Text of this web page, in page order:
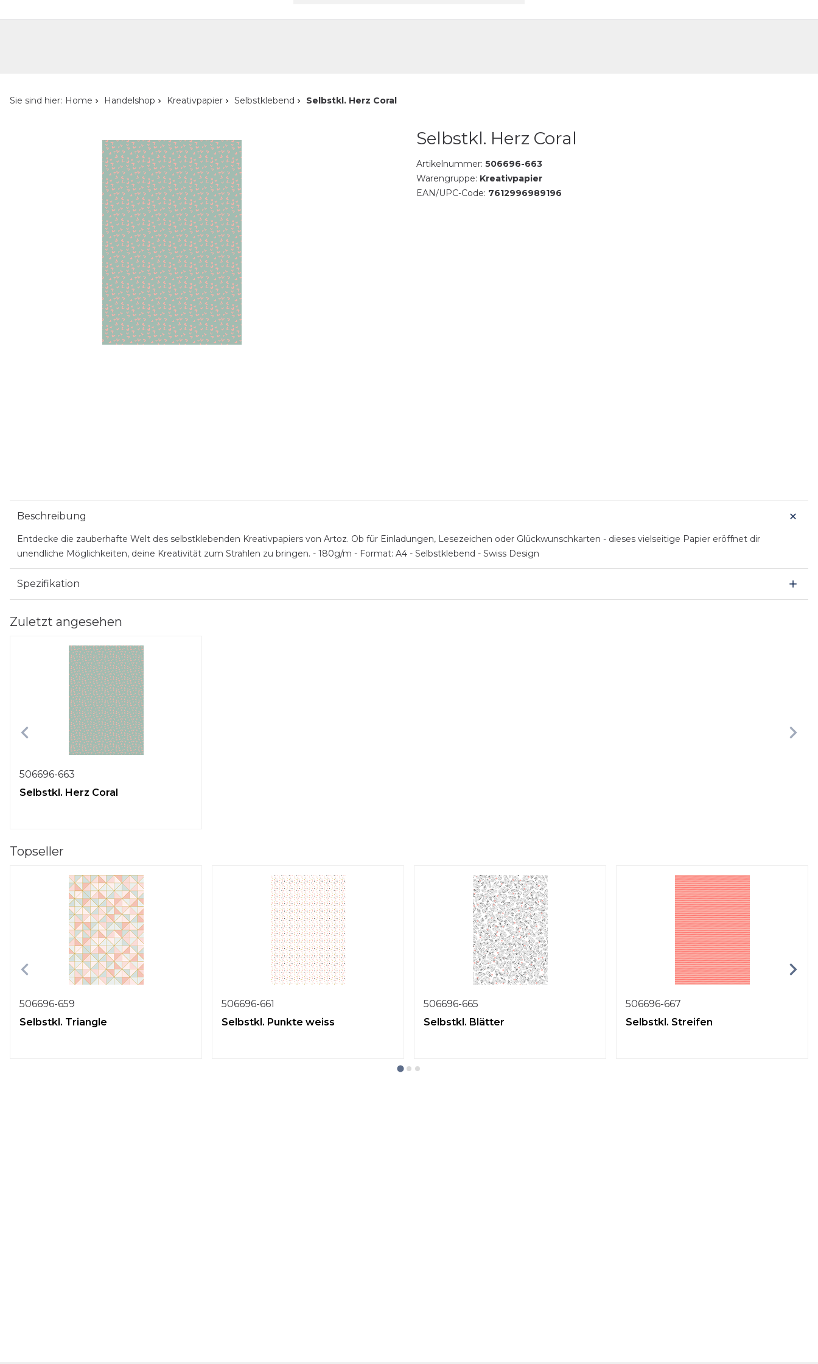
Sie sind hier: Home Handelshop Kreativpapier Selbstklebend Selbstkl. Herz Coral
Selbstkl. Herz Coral
Artikelnummer: 506696-663
Warengruppe: Kreativpapier
EAN/UPC-Code: 7612996989196
Beschreibung
Entdecke die zauberhafte Welt des selbstklebenden Kreativpapiers von Artoz. Ob für Einladungen, Lesezeichen oder Glückwunschkarten - dieses vielseitige Papier eröffnet dir
unendliche Möglichkeiten, deine Kreativität zum Strahlen zu bringen. - 180g/m - Format: A4 - Selbstklebend - Swiss Design
Spezifikation
Zuletzt angesehen
506696-663
Selbstkl. Herz Coral
Topseller
506696-659
Selbstkl. Triangle
506696-661
Selbstkl. Punkte weiss
506696-665
Selbstkl. Blätter
506696-667
Selbstkl. Streifen